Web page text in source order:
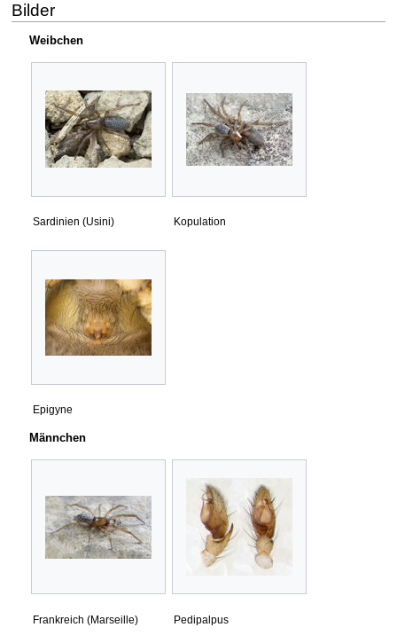
Bilder
Weibchen
Sardinien (Usini) Kopulation
Epigyne
Männchen
Frankreich (Marseille) Pedipalpus